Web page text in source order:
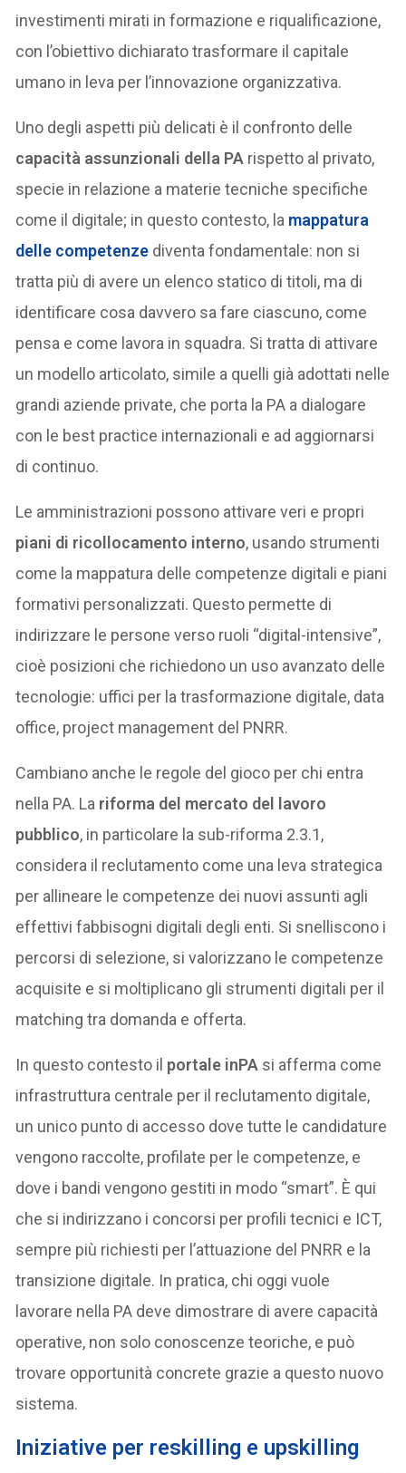
investimenti mirati in formazione e riqualificazione,
con l’obiettivo dichiarato trasformare il capitale
umano in leva per l’innovazione organizzativa.
Uno degli aspetti più delicati è il confronto delle
capacità assunzionali della PA rispetto al privato,
specie in relazione a materie tecniche specifiche
come il digitale; in questo contesto, la mappatura
delle competenze diventa fondamentale: non si
tratta più di avere un elenco statico di titoli, ma di
identificare cosa davvero sa fare ciascuno, come
pensa e come lavora in squadra. Si tratta di attivare
un modello articolato, simile a quelli già adottati nelle
grandi aziende private, che porta la PA a dialogare
con le best practice internazionali e ad aggiornarsi
di continuo.
Le amministrazioni possono attivare veri e propri
piani di ricollocamento interno, usando strumenti
come la mappatura delle competenze digitali e piani
formativi personalizzati. Questo permette di
indirizzare le persone verso ruoli “digital-intensive”,
cioè posizioni che richiedono un uso avanzato delle
tecnologie: uffici per la trasformazione digitale, data
office, project management del PNRR.
Cambiano anche le regole del gioco per chi entra
nella PA. La riforma del mercato del lavoro
pubblico, in particolare la sub-riforma 2.3.1,
considera il reclutamento come una leva strategica
per allineare le competenze dei nuovi assunti agli
effettivi fabbisogni digitali degli enti. Si snelliscono i
percorsi di selezione, si valorizzano le competenze
acquisite e si moltiplicano gli strumenti digitali per il
matching tra domanda e offerta.
In questo contesto il portale inPA si afferma come
infrastruttura centrale per il reclutamento digitale,
un unico punto di accesso dove tutte le candidature
vengono raccolte, profilate per le competenze, e
dove i bandi vengono gestiti in modo “smart”. È qui
che si indirizzano i concorsi per profili tecnici e ICT,
sempre più richiesti per l’attuazione del PNRR e la
transizione digitale. In pratica, chi oggi vuole
lavorare nella PA deve dimostrare di avere capacità
operative, non solo conoscenze teoriche, e può
trovare opportunità concrete grazie a questo nuovo
sistema.
Iniziative per reskilling e upskilling